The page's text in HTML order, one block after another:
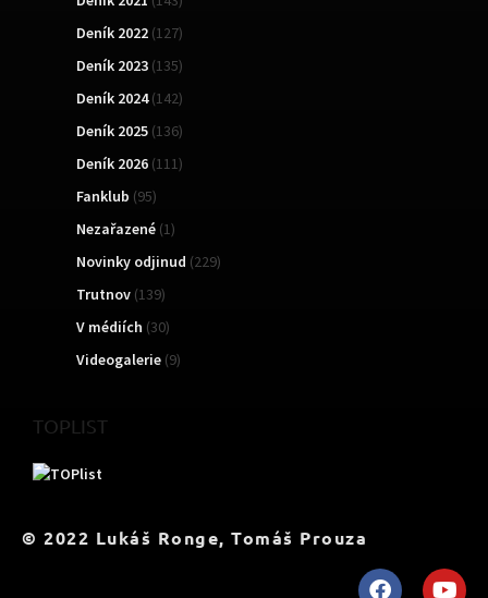
Deník 2022 (127)
Deník 2023 (135)
Deník 2024(142)
Deník 2025 (136)
Deník 2026 (111)
Fanklub (95)
Nezařazené (1)
Novinky odjinud (229)
Trutnov (139)
V médiích (30)
Videogalerie (9)
TOPLIST
© 2022 Lukáš Ronge, Tomáš Prouza